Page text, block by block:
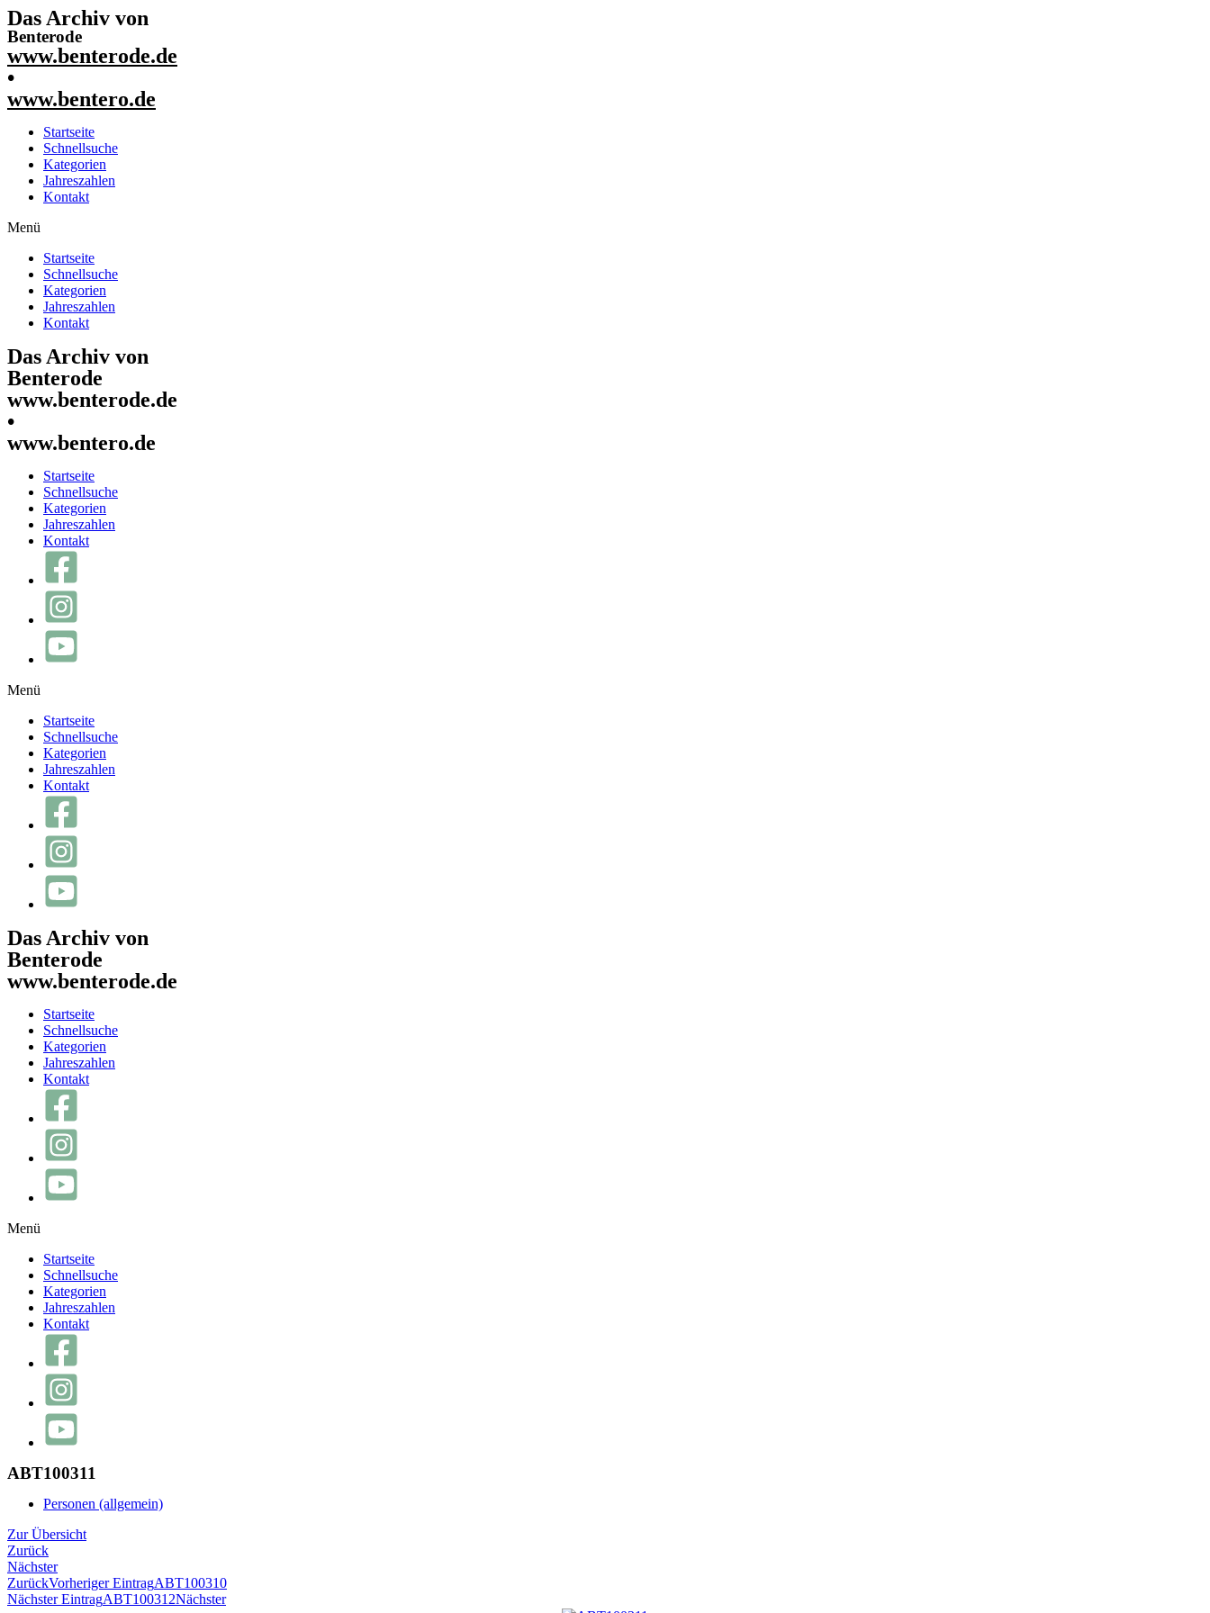
Das Archiv von
Benterode
www.benterode.de
•
www.bentero.de
Startseite
Schnellsuche
Kategorien
Jahreszahlen
Kontakt
Menü
Startseite
Schnellsuche
Kategorien
Jahreszahlen
Kontakt
Das Archiv von
Benterode
www.benterode.de
•
www.bentero.de
Startseite
Schnellsuche
Kategorien
Jahreszahlen
Kontakt
Menü
Startseite
Schnellsuche
Kategorien
Jahreszahlen
Kontakt
Das Archiv von
Benterode
www.benterode.de
Startseite
Schnellsuche
Kategorien
Jahreszahlen
Kontakt
Menü
Startseite
Schnellsuche
Kategorien
Jahreszahlen
Kontakt
ABT100311
Personen (allgemein)
Zur Übersicht
Zurück
Nächster
ZurückVorheriger EintragABT100310
Nächster EintragABT100312Nächster